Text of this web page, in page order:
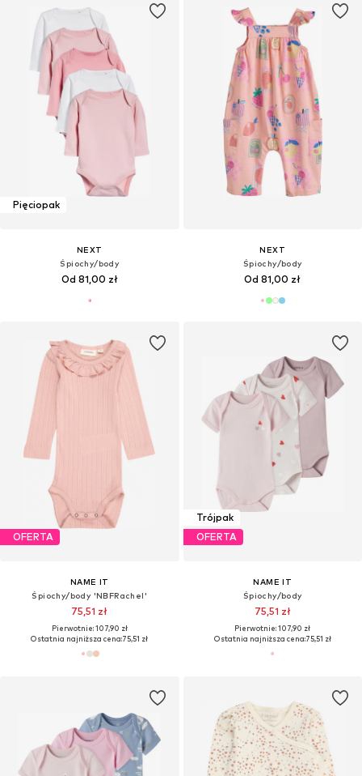
Pięciopak
NEXT
Śpiochy/body
Od 81,00 zł
NEXT
Śpiochy/body
Od 81,00 zł
OFERTA
NAME IT
Śpiochy/body 'NBFRachel'
75,51 zł
Pierwotnie: 107,90 zł
Ostatnia najniższa cena:75,51 zł
Trójpak
OFERTA
NAME IT
Śpiochy/body
75,51 zł
Pierwotnie: 107,90 zł
Ostatnia najniższa cena:75,51 zł